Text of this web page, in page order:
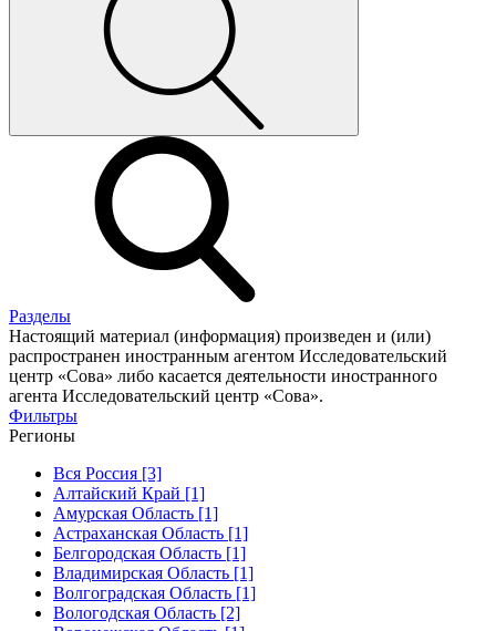
Разделы
Настоящий материал (информация) произведен и (или)
распространен иностранным агентом Исследовательский
центр «Сова» либо касается деятельности иностранного
агента Исследовательский центр «Сова».
Фильтры
Регионы
Вся Россия [3]
Алтайский Край [1]
Амурская Область [1]
Астраханская Область [1]
Белгородская Область [1]
Владимирская Область [1]
Волгоградская Область [1]
Вологодская Область [2]